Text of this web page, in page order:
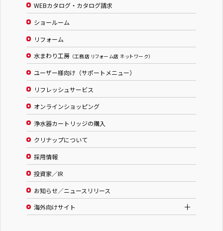
WEBカタログ・カタログ請求
ショールーム
リフォーム
水まわり工房 （工務店 リフォーム店 ネットワーク）
ユーザー様向け（サポートメニュー）
リフレッシュサービス
オンラインショッピング
浄水器カートリッジの購入
クリナップについて
採用情報
投資家／IR
お知らせ／ニュースリリース
海外向けサイト